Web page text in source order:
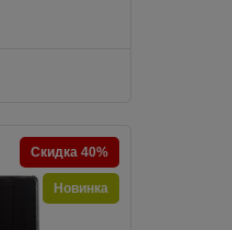
Скидка 40%
Новинка